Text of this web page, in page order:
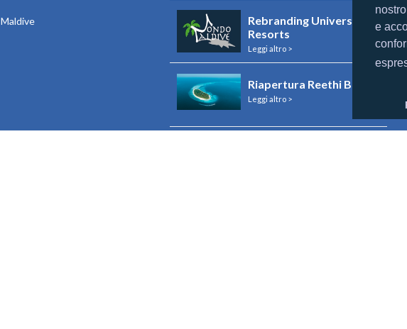
e
Rebranding Universal
Resorts
Leggi altro >
Riapertura Reethi Beach
Leggi altro >